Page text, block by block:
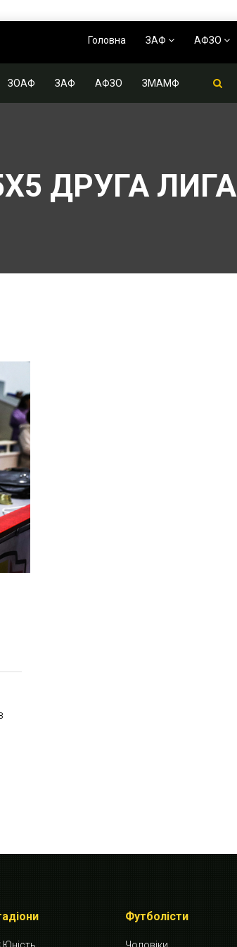
Головна ЗАФ АФЗО
ЗОАФ ЗАФ АФЗО ЗМАМФ
ДРУГА ЛИГА
Футболісти